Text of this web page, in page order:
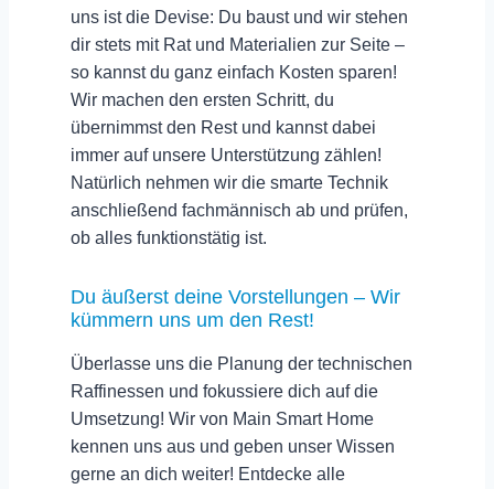
uns ist die Devise: Du baust und wir stehen
dir stets mit Rat und Materialien zur Seite –
so kannst du ganz einfach Kosten sparen!
Wir machen den ersten Schritt, du
übernimmst den Rest und kannst dabei
immer auf unsere Unterstützung zählen!
Natürlich nehmen wir die smarte Technik
anschließend fachmännisch ab und prüfen,
ob alles funktionstätig ist.
Du äußerst deine Vorstellungen – Wir
kümmern uns um den Rest!
Überlasse uns die Planung der technischen
Raffinessen und fokussiere dich auf die
Umsetzung! Wir von Main Smart Home
kennen uns aus und geben unser Wissen
gerne an dich weiter! Entdecke alle